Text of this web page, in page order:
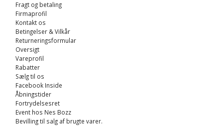
Fragt og betaling
Firmaprofil
Kontakt os
Betingelser & Vilkår
Returneringsformular
Oversigt
Vareprofil
Rabatter
Sælg til os
Facebook Inside
Åbningstider
Fortrydelsesret
Event hos Nes Bozz
Bevilling til salg af brugte varer.